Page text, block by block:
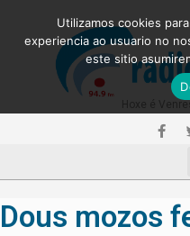
Dous mozos
Utilizamos cookies
experiencia ao usuario no
este sitio